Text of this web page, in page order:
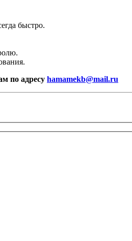
быстро.
по адресу hamamekb@mail.ru